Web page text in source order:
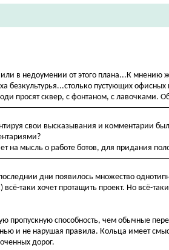
в недоумении от этого плана...К мнению
безкультурья...столько пустующих
просят сквер, с фонтаном, с лавочками.
свои высказывания и комментарии
на мысль о работе ботов, для придания
дни появилось множество
таки хочет протащить проект. Но всё-
способность, чем обычные
и не нарушая правила. Кольца имеет
дорог.